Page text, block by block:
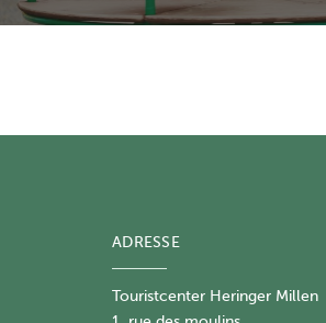
ADRESSE
Touristcenter Heringer Millen